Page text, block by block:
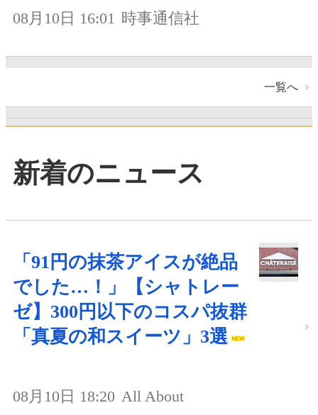
08月10日 16:01 時事通信社
一覧へ
新着のニュース
「91円の抹茶アイスが絶品
でした…！」【シャトレー
ゼ】300円以下のコスパ抜群
「真夏の和スイーツ」3選
08月10日 18:20 All About